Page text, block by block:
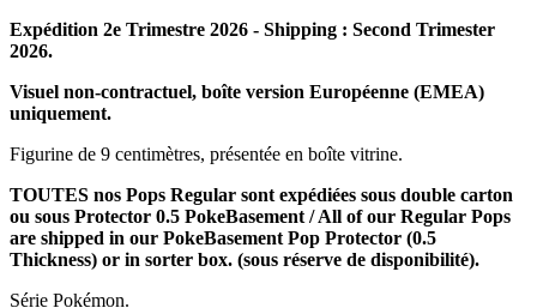
Expédition 2e Trimestre 2026 - Shipping : Second Trimester
2026.
Visuel non-contractuel, boîte version Européenne (EMEA)
uniquement.
Figurine de 9 centimètres, présentée en boîte vitrine.
TOUTES nos Pops Regular sont expédiées sous double carton
ou sous Protector 0.5 PokeBasement / All of our Regular Pops
are shipped in our PokeBasement Pop Protector (0.5
Thickness) or in sorter box. (sous réserve de disponibilité).
Série Pokémon.